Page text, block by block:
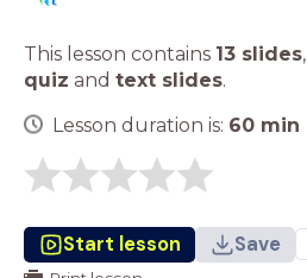
This lesson contains 13 slides,
quiz and text slides.
Lesson duration is: 60 min
Start lesson Save